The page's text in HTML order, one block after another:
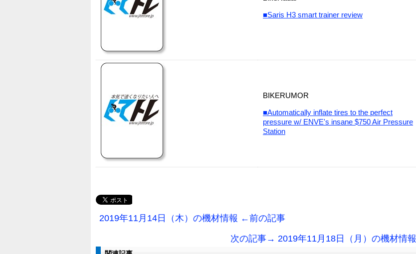
■Saris H3 smart trainer review
BIKERUMOR
■Automatically inflate tires to the perfect
pressure w/ ENVE's insane $750 Air Pressure
Station
2019年11月14日（木）の機材情報 ←前の記事
次の記事→ 2019年11月18日（月）の機材情報